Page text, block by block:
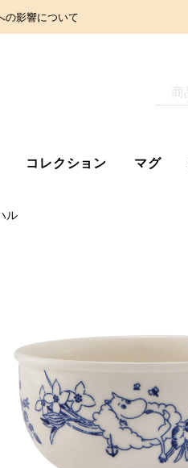
の影響について
コレクション マグ
ル